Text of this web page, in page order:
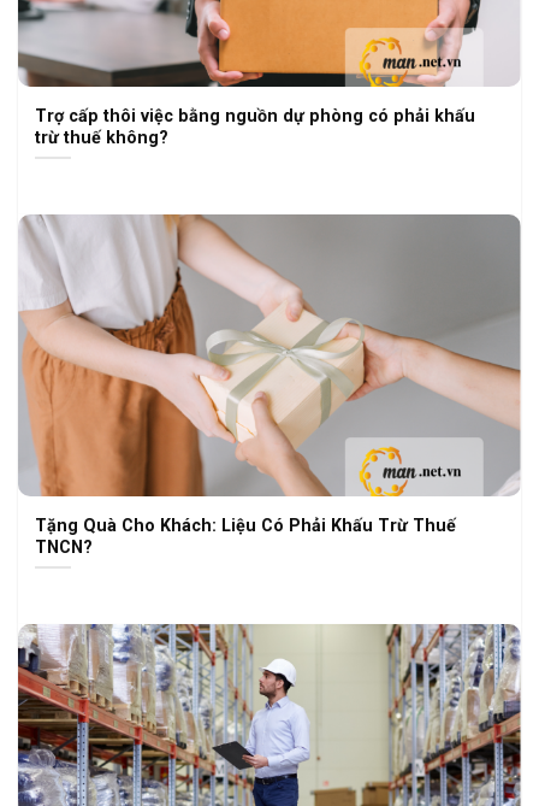
Trợ cấp thôi việc bằng nguồn dự phòng có phải khấu
trừ thuế không?
Tặng Quà Cho Khách: Liệu Có Phải Khấu Trừ Thuế
TNCN?